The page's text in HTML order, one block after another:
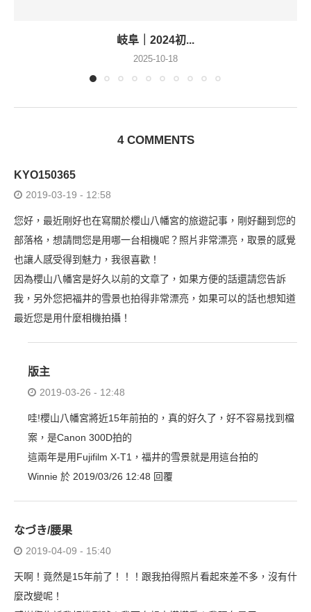
岐阜｜2024初...
2025-10-18
4 COMMENTS
KYO150365
2019-03-19 - 12:58
您好，最近剛好也在寫關於櫻山八幡宮的旅遊記事，剛好翻到您的
部落格，想請問您是用哪一台相機呢？照片非常漂亮，取景的感覺
也讓人感受得到魅力，我很喜歡！
因為櫻山八幡宮是好久以前的文章了，如果方便的話還請您告訴
我，另外您把福井的雪景也拍得非常漂亮，如果可以的話也想知道
最近您是用什麼相機拍攝！
版主
2019-03-26 - 12:48
哇!櫻山八幡宮將近15年前拍的，真的好久了，好不容易找到檔
案，是Canon 300D拍的
這兩年是用Fujifilm X-T1，福井的雪景就是用這台拍的
Winnie 於 2019/03/26 12:48 回覆
なづき/腰果
2019-04-09 - 15:40
天啊！竟然是15年前了！！！跟我拍得照片看起來差不多，沒有什
麼改變呢！